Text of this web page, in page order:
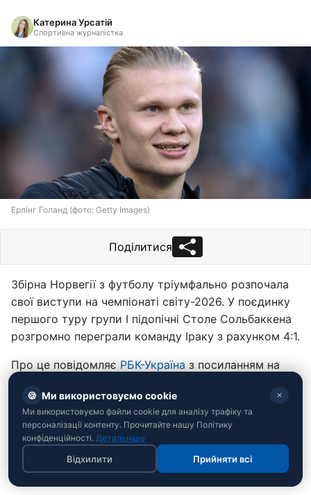
Катерина Урсатій
Спортивна журналістка
Ерлінг Голанд (фото: Getty Images)
Поділитися
Збірна Норвегії з футболу тріумфально розпочала
свої виступи на чемпіонаті світу-2026. У поєдинку
першого туру групи I підопічні Столе Сольбаккена
розгромно переграли команду Іраку з рахунком 4:1.
Про це повідомляє РБК-Україна з посиланням на
Читайте також: ЧС-2026: збірна-невдаха вигнала
тренера після розгрому на старті та знайшла
зіркову заміну
🍪 Ми використовуємо cookie ✕
Ми використовуємо файли cookie для аналізу трафіку та
персоналізації контенту. Прочитайте нашу Політику
конфіденційності. Детальніше
Відхилити Прийняти всі